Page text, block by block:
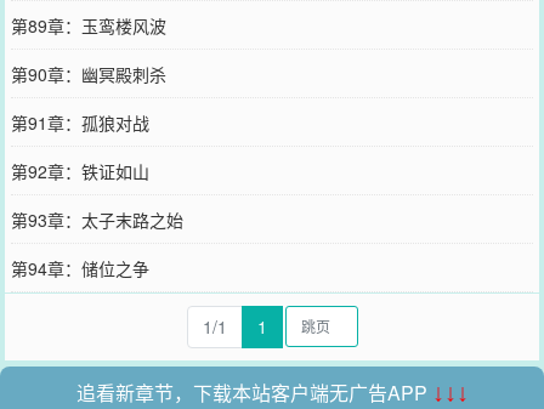
第89章：玉鸾楼风波
第90章：幽冥殿刺杀
第91章：孤狼对战
第92章：铁证如山
第93章：太子末路之始
第94章：储位之争
1/1 1
追看新章节，下载本站客户端无广告APP ↓↓↓